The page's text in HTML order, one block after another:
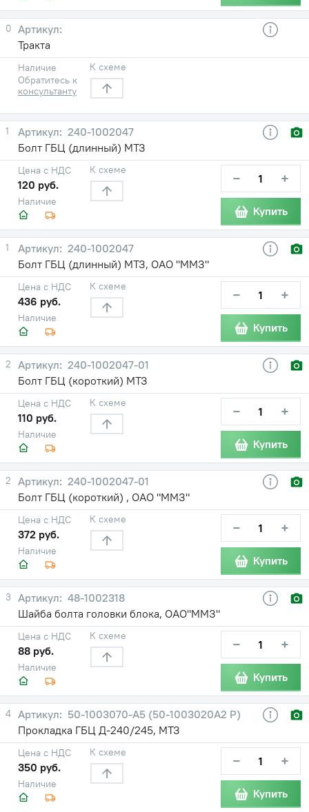
0
Тракта
Наличие
Обратитесь к
консультанту
К схеме
1
240-1002047
Болт ГБЦ (длинный) МТЗ
Наличие
Цена с НДС
120 руб.
К схеме − +
Купить
1
240-1002047
Болт ГБЦ (длинный) МТЗ, ОАО "ММЗ"
Наличие
Цена с НДС
436 руб.
К схеме − +
Купить
2
240-1002047-01
Болт ГБЦ (короткий) МТЗ
Наличие
Цена с НДС
110 руб.
К схеме − +
Купить
2
240-1002047-01
Болт ГБЦ (короткий) , ОАО "ММЗ"
Наличие
Цена с НДС
372 руб.
К схеме − +
Купить
3
48-1002318
Шайба болта головки блока, ОАО"ММЗ"
Наличие
Цена с НДС
88 руб.
К схеме − +
Купить
4
50-1003070-А5 (50-1003020А2 Р)
Прокладка ГБЦ Д-240/245, МТЗ
Наличие
Цена с НДС
350 руб.
К схеме − +
Купить